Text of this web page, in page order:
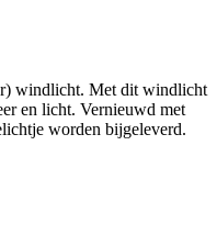
windlicht. Met dit windlicht
en licht. Vernieuwd met
worden bijgeleverd.